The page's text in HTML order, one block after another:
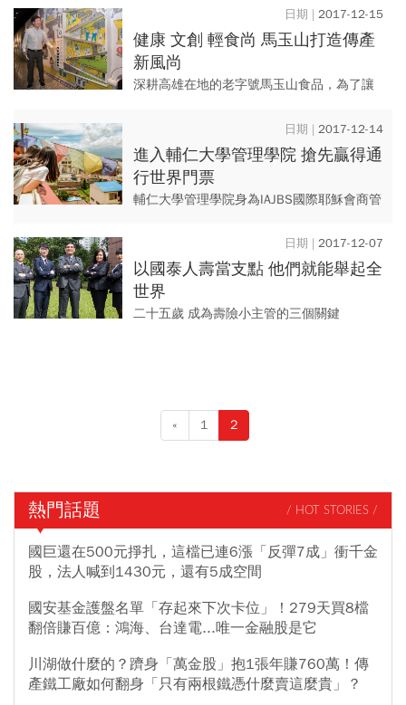
術之美，其中，最吸睛的莫過於由愛烙達
(iroda)全程MIT，被...
2017-12-15
健康 文創 輕食尚 馬玉山打造傳產
新風尚
深耕高雄在地的老字號馬玉山食品，為了讓
部工業局「創意體驗服務推動計畫」，並與
中衛發展中心合作「穀藝體驗...
2017-12-14
進入輔仁大學管理學院 搶先贏得通
行世界門票
輔仁大學管理學院身為IAJBS國際耶穌會商管
會AACSB認證、名列EDUNIVERSAL全球商學
院排行...
2017-12-07
以國泰人壽當支點 他們就能舉起全
世界
二十五歲 成為壽險小主管的三個關鍵
« 1 2
熱門話題 / HOT STORIES /
國巨還在500元掙扎，這檔已連6漲「反彈7成」衝千金
股，法人喊到1430元，還有5成空間
國安基金護盤名單「存起來下次卡位」！279天買8檔
翻倍賺百億：鴻海、台達電...唯一金融股是它
川湖做什麼的？躋身「萬金股」抱1張年賺760萬！傳
產鐵工廠如何翻身「只有兩根鐵憑什麼賣這麼貴」？